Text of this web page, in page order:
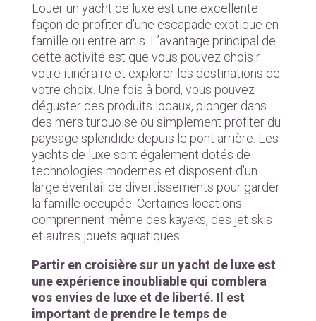
Louer un yacht de luxe est une excellente
façon de profiter d’une escapade exotique en
famille ou entre amis. L’avantage principal de
cette activité est que vous pouvez choisir
votre itinéraire et explorer les destinations de
votre choix. Une fois à bord, vous pouvez
déguster des produits locaux, plonger dans
des mers turquoise ou simplement profiter du
paysage splendide depuis le pont arrière. Les
yachts de luxe sont également dotés de
technologies modernes et disposent d’un
large éventail de divertissements pour garder
la famille occupée. Certaines locations
comprennent même des kayaks, des jet skis
et autres jouets aquatiques.
Partir en croisière sur un yacht de luxe est
une expérience inoubliable qui comblera
vos envies de luxe et de liberté. Il est
important de prendre le temps de